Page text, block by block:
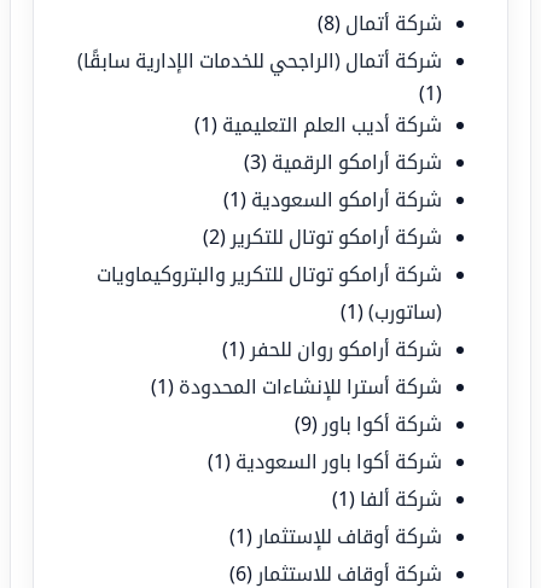
شركة أتمال (8)
شركة أتمال (الراجحي للخدمات الإدارية سابقًا)
(1)
شركة أديب العلم التعليمية (1)
شركة أرامكو الرقمية (3)
شركة أرامكو السعودية (1)
شركة أرامكو توتال للتكرير (2)
شركة أرامكو توتال للتكرير والبتروكيماويات
(ساتورب)(1)
شركة أرامكو روان للحفر (1)
شركة أسترا للإنشاءات المحدودة (1)
شركة أكوا باور (9)
شركة أكوا باور السعودية (1)
شركة ألفا (1)
شركة أوقاف للإستثمار (1)
شركة أوقاف للاستثمار (6)